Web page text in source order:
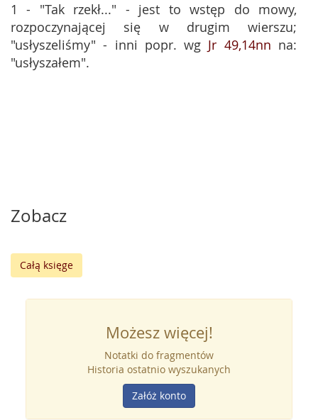
1 - "Tak rzekł..." - jest to wstęp do mowy,
rozpoczynającej się w drugim wierszu;
"usłyszeliśmy" - inni popr. wg Jr 49,14nn na:
"usłyszałem".
Zobacz
Całą księge
Możesz więcej!
Notatki do fragmentów
Historia ostatnio wyszukanych
Załóż konto